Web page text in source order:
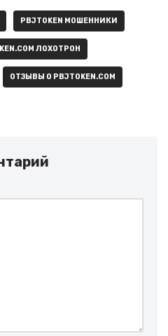
PBJTOKEN МОШЕННИКИ
ЛОХОТРОН
ОТЗЫВЫ О PBJTOKEN.COM